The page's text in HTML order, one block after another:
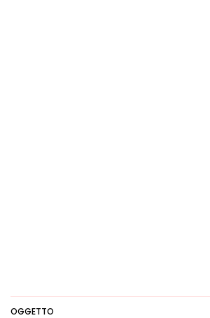
OGGETTO